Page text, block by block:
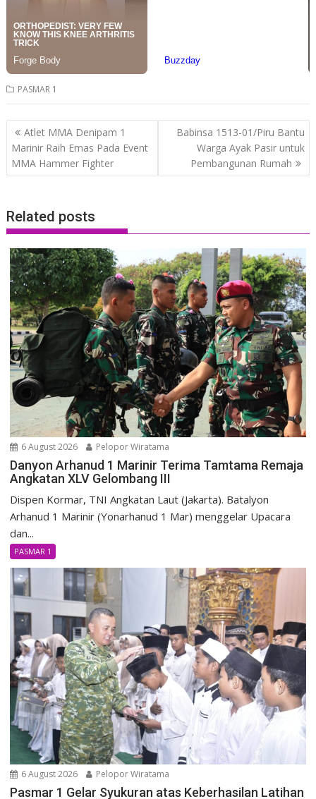
PASMAR 1
Post
navigation
Atlet MMA Denipam 1
Marinir Raih Emas Pada Event
MMA Hammer Fighter
Babinsa 1513-01/Piru Bantu
Warga Ayak Pasir untuk
Pembangunan Rumah
Related posts
6 August 2026 Pelopor Wiratama
Danyon Arhanud 1 Marinir Terima Tamtama Remaja
Angkatan XLV Gelombang III
Dispen Kormar, TNI Angkatan Laut (Jakarta). Batalyon
Arhanud 1 Marinir (Yonarhanud 1 Mar) menggelar Upacara
dan...
PASMAR 1
6 August 2026 Pelopor Wiratama
Pasmar 1 Gelar Syukuran atas Keberhasilan Latihan